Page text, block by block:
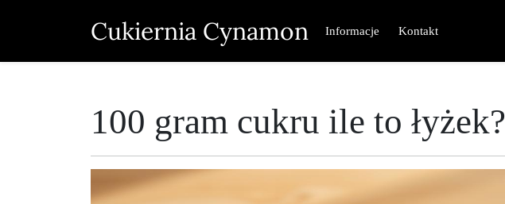
Cukiernia Cynamon Informacje Kontakt
100 gram cukru ile to łyżek?